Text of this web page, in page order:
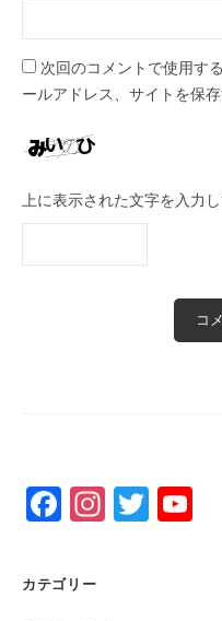
次回のコメントで使用す
ールアドレス、サイトを保存
上に表示された文字を入力
F
c
In
T
カテゴリー